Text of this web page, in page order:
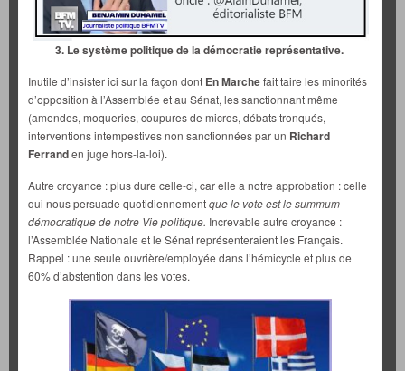
3. Le système politique de la démocratie représentative.
Inutile d’insister ici sur la façon dont En Marchefait taire les minorités
d’opposition à l’Assemblée et au Sénat, les sanctionnant même
(amendes, moqueries, coupures de micros, débats tronqués,
interventions intempestives non sanctionnées par un Richard
Ferranden juge hors-la-loi).
Autre croyance : plus dure celle-ci, car elle a notre approbation : celle
qui nous persuade quotidiennementque le vote est le summum
démocratique de notre Vie politique. Increvable autre croyance :
l’Assemblée Nationale et le Sénat représenteraient les Français.
Rappel : une seule ouvrière/employée dans l’hémicycle et plus de
60% d’abstention dans les votes.